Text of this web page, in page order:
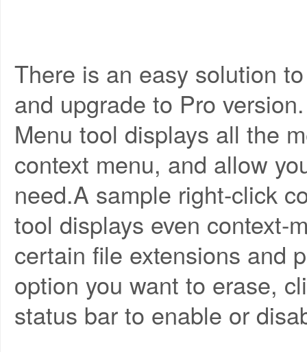
There is an easy solution
and upgrade to Pro
Menu tool displays all the
context menu, and allow
need.A sample right-click
tool displays even context-
certain file extensions and
option you want to erase,
status bar to enable or